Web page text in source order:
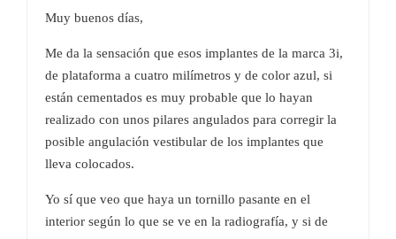
Muy buenos días,
Me da la sensación que esos implantes de la marca 3i,
de plataforma a cuatro milímetros y de color azul, si
están cementados es muy probable que lo hayan
realizado con unos pilares angulados para corregir la
posible angulación vestibular de los implantes que
lleva colocados.
Yo sí que veo que haya un tornillo pasante en el
interior según lo que se ve en la radiografía, y si de